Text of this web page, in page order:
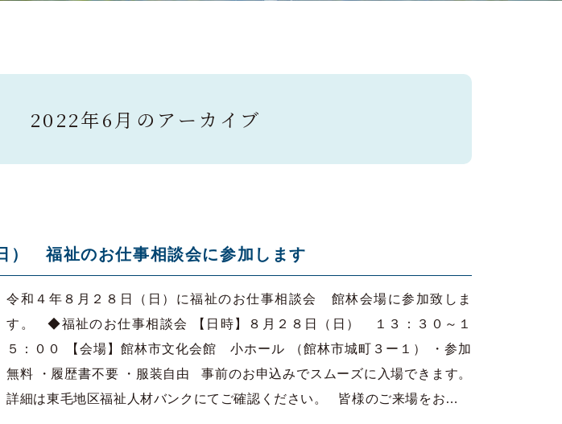
2022年6月のアーカイブ
令和４年８月２８日（日）に福祉のお仕事相談会 館林会場に参加致しま
す。 ◆福祉のお仕事相談会 【日時】８月２８日（日） １３：３０～１
５：００ 【会場】館林市文化会館 小ホール （館林市城町３ー１） ・参加
無料 ・履歴書不要 ・服装自由 事前のお申込みでスムーズに入場できます。
詳細は東毛地区福祉人材バンクにてご確認ください。 皆様のご来場をお…
） 福祉のお仕事相談会に参加します